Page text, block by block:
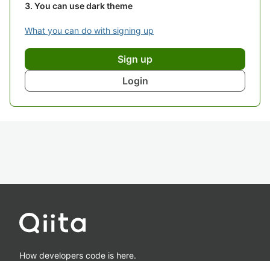
You can use dark theme
What you can do with signing up
Sign up
Login
How developers code is here.